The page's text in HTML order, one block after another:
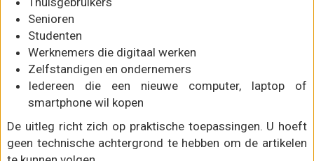
Senioren
Studenten
Werknemers die digitaal werken
Zelfstandigen en ondernemers
Iedereen die een nieuwe computer, laptop of
smartphone wil kopen
De uitleg richt zich op praktische toepassingen. U hoeft
geen technische achtergrond te hebben om de artikelen